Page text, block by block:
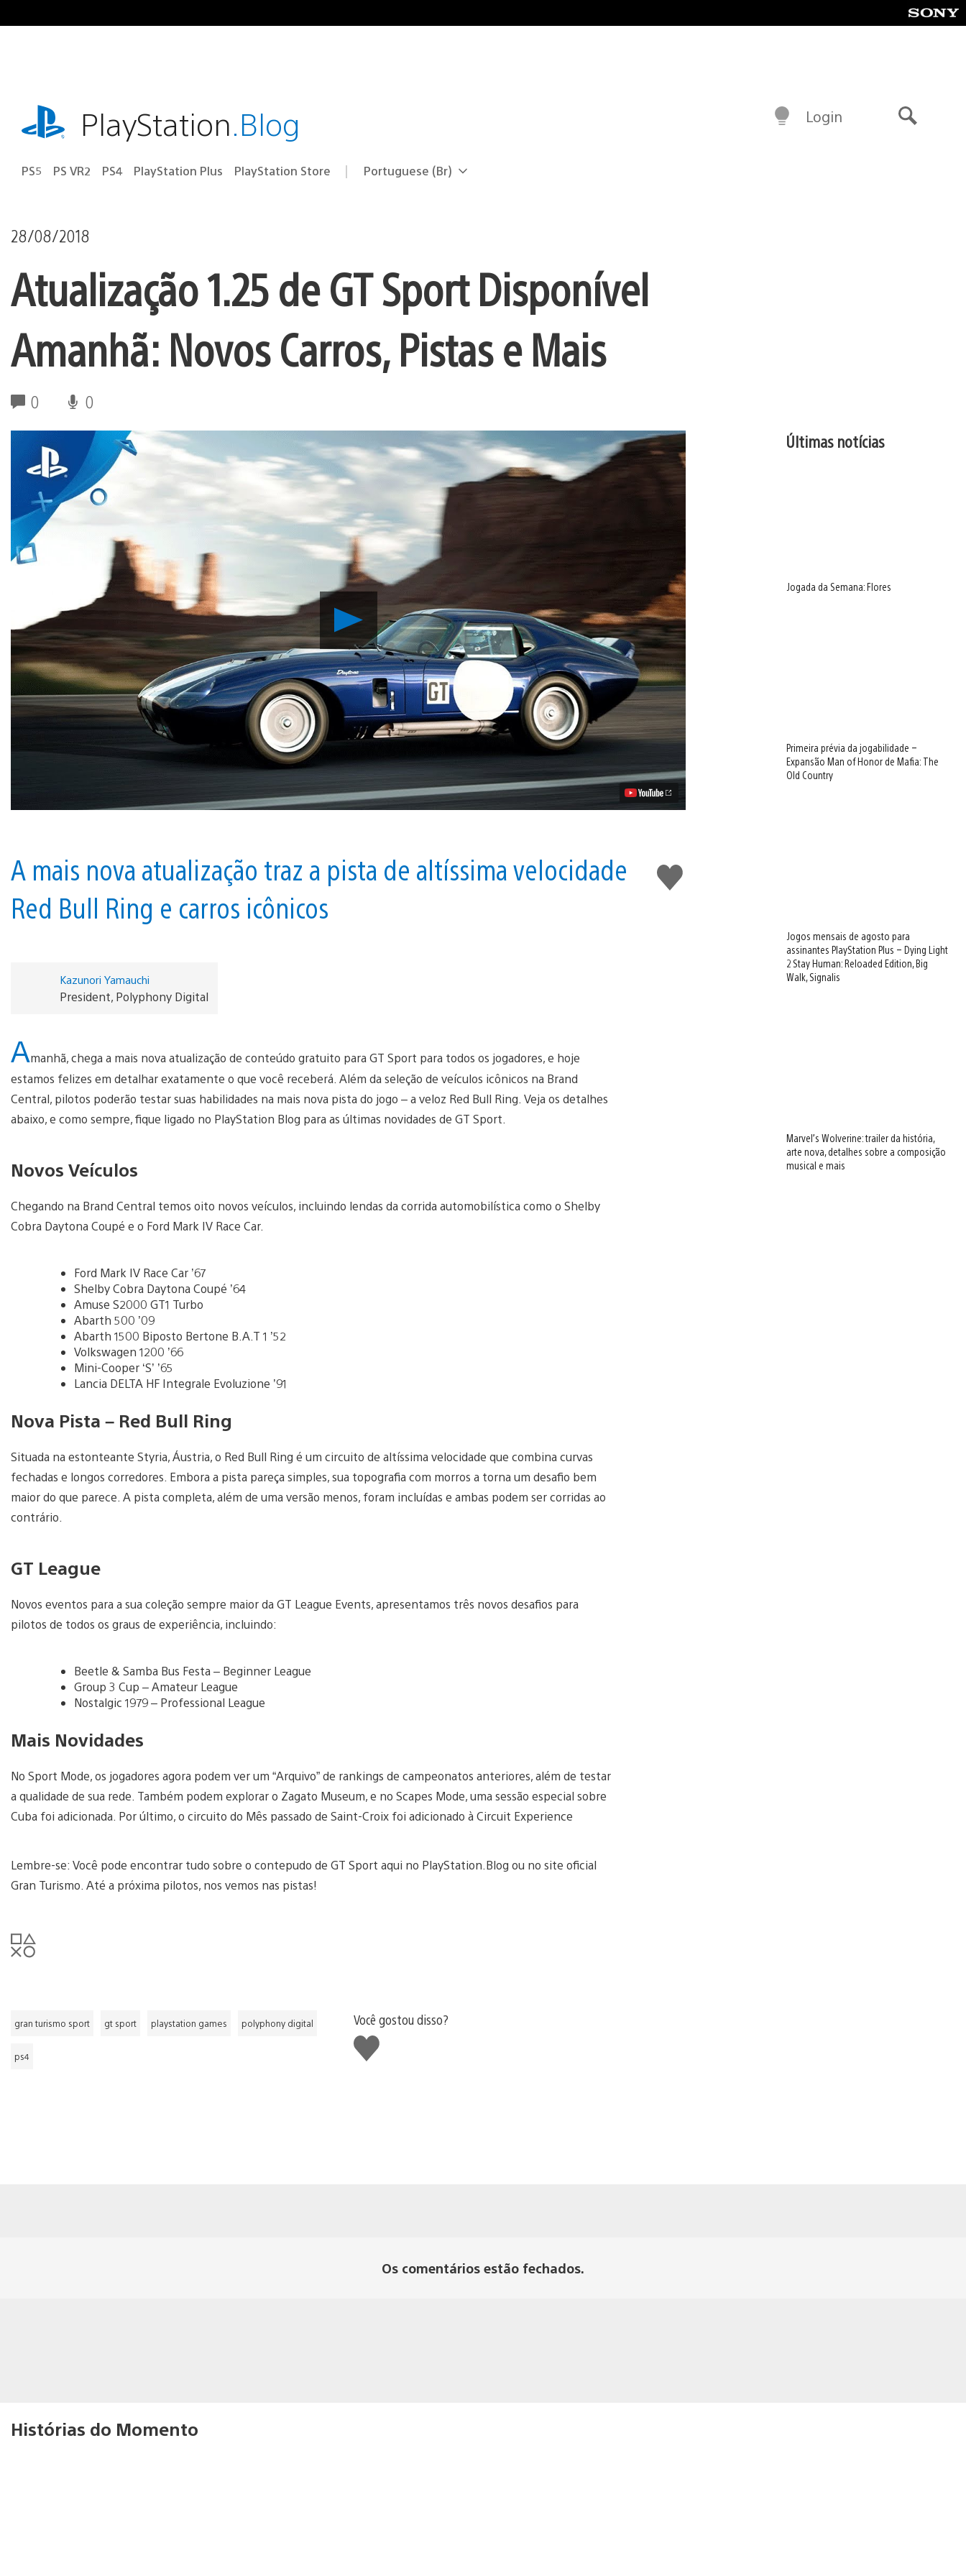
para
playstation.comPlayStation.Blog
PS5 PS VR2 PS4 PlayStation Plus PlayStation Store Selecione
Região
Portuguese (Br)
Login
28/08/2018
Atualização 1.25 de GT Sport Disponível
Amanhã: Novos Carros, Pistas e Mais
0 0
Reproduzir
Atualização
1.25
de
GT
Sport
Disponível
Amanhã:
Novos
Carros,
Pistas
Mais
Vídeo
Curtir
A mais nova atualização traz a pista de altíssima velocidade
Red Bull Ring e carros icônicos
Kazunori Yamauchi
President, Polyphony Digital
Amanhã, chega a mais nova atualização de conteúdo gratuito para GT Sport para todos os jogadores, e hoje
estamos felizes em detalhar exatamente o que você receberá. Além da seleção de veículos icônicos na Brand
Central, pilotos poderão testar suas habilidades na mais nova pista do jogo – a veloz Red Bull Ring. Veja os detalhes
abaixo, e como sempre, fique ligado no PlayStation Blog para as últimas novidades de GT Sport.
Novos Veículos
Chegando na Brand Central temos oito novos veículos, incluindo lendas da corrida automobilística como o Shelby
Cobra Daytona Coupé e o Ford Mark IV Race Car.
Ford Mark IV Race Car ’67
Shelby Cobra Daytona Coupé ’64
Amuse S2000 GT1 Turbo
Abarth 500 ’09
Abarth 1500 Biposto Bertone B.A.T 1 ’52
Volkswagen 1200 ’66
Mini-Cooper ‘S’ ’65
Lancia DELTA HF Integrale Evoluzione ’91
Nova Pista – Red Bull Ring
Situada na estonteante Styria, Áustria, o Red Bull Ring é um circuito de altíssima velocidade que combina curvas
fechadas e longos corredores. Embora a pista pareça simples, sua topografia com morros a torna um desafio bem
maior do que parece. A pista completa, além de uma versão menos, foram incluídas e ambas podem ser corridas ao
contrário.
GT League
Novos eventos para a sua coleção sempre maior da GT League Events, apresentamos três novos desafios para
pilotos de todos os graus de experiência, incluindo:
Beetle & Samba Bus Festa – Beginner League
Group 3 Cup – Amateur League
Nostalgic 1979 – Professional League
Mais Novidades
No Sport Mode, os jogadores agora podem ver um “Arquivo” de rankings de campeonatos anteriores, além de testar
a qualidade de sua rede. Também podem explorar o Zagato Museum, e no Scapes Mode, uma sessão especial sobre
Cuba foi adicionada. Por último, o circuito do Mês passado de Saint-Croix foi adicionado à Circuit Experience
Lembre-se: Você pode encontrar tudo sobre o contepudo de GT Sport aqui no PlayStation.Blog ou no site oficial
Gran Turismo. Até a próxima pilotos, nos vemos nas pistas!
gran turismo sport gt sport playstation games polyphony digital
ps4
Você gostou disso?
Curtir
Últimas notícias
Jogada da Semana: Flores
Primeira prévia da jogabilidade –
Expansão Man of Honor de Mafia: The
Old Country
Jogos mensais de agosto para
assinantes PlayStation Plus – Dying Light
2 Stay Human: Reloaded Edition, Big
Walk, Signalis
Marvel’s Wolverine: trailer da história,
arte nova, detalhes sobre a composição
musical e mais
Os comentários estão fechados.
Histórias do Momento